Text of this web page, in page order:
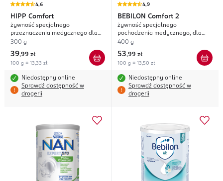
4,6
HIPP Comfort
żywność specjalnego
przeznaczenia medycznego dla
niemowląt od urodzenia
300 g
39,99 zł
100 g = 13,33 zł
Niedostępny online
Sprawdź dostępność w
drogerii
4,9
BEBILON Comfort 2
żywność specjalnego
pochodzenia medycznego, dla
niemowląt, powyżej 6. m-ca życia
400 g
53,99 zł
100 g = 13,50 zł
Niedostępny online
Sprawdź dostępność w
drogerii